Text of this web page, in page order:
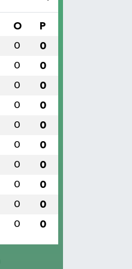
O P
0 0
0 0
0 0
0 0
0 0
0 0
0 0
0 0
0 0
0 0